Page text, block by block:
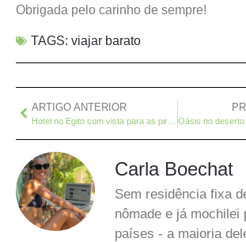
Obrigada pelo carinho de sempre!
TAGS: viajar barato
ARTIGO ANTERIOR
Carla Boechat
Sem residência fixa
nômade e já mochilei
países - a maioria